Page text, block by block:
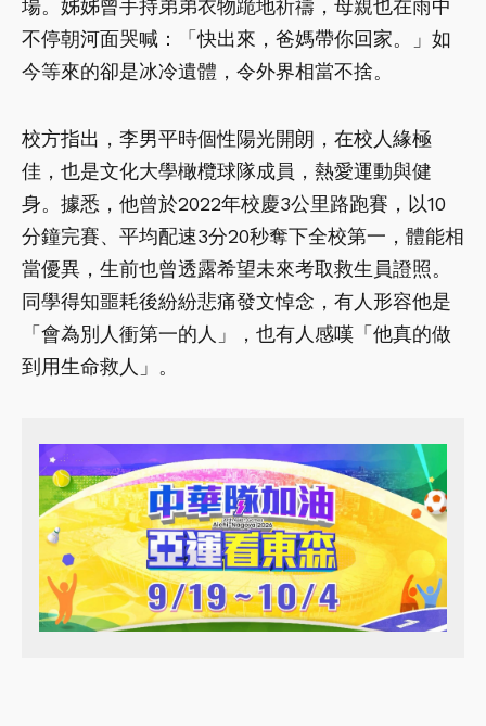
場。姊姊曾手持弟弟衣物跪地祈禱，母親也在雨中
不停朝河面哭喊：「快出來，爸媽帶你回家。」如
今等來的卻是冰冷遺體，令外界相當不捨。
校方指出，李男平時個性陽光開朗，在校人緣極
佳，也是文化大學橄欖球隊成員，熱愛運動與健
身。據悉，他曾於2022年校慶3公里路跑賽，以10
分鐘完賽、平均配速3分20秒奪下全校第一，體能相
當優異，生前也曾透露希望未來考取救生員證照。
同學得知噩耗後紛紛悲痛發文悼念，有人形容他是
「會為別人衝第一的人」，也有人感嘆「他真的做
到用生命救人」。